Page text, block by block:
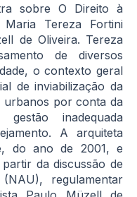
sobre O Direito à
Tereza Fortini
de Oliveira. Tereza
de diversos
o contexto geral
de inviabilização da
urbanos por conta da
inadequada
A arquiteta
do ano de 2001, e
da discussão de
regulamentar